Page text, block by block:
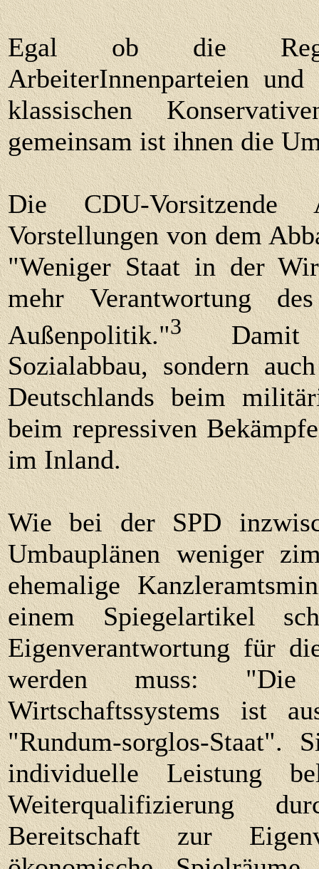
Egal ob die
ArbeiterInnenparteien
klassischen
gemeinsam ist ihnen die
Die CDU-
Vorstellungen von dem
"Weniger Staat in der
mehr Verantwortung
Außenpolitik."3Damit
Sozialabbau, sondern
Deutschlands beim
beim repressiven
im Inland.
Wie bei der SPD
Umbauplänen weniger
ehemalige
einem Spiegelartikel
Eigenverantwortung für
werden muss: "Die
Wirtschaftssystems ist
"Rundum-sorglos-Staat".
individuelle Leistung
Weiterqualifizierung
Bereitschaft zur